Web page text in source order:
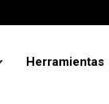
Herramientas